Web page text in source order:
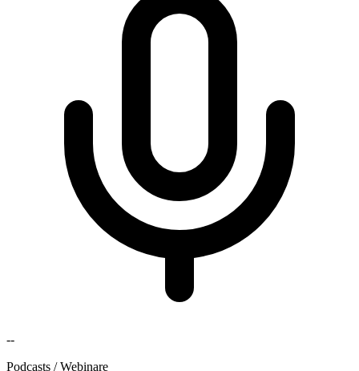
--
Podcasts / Webinare